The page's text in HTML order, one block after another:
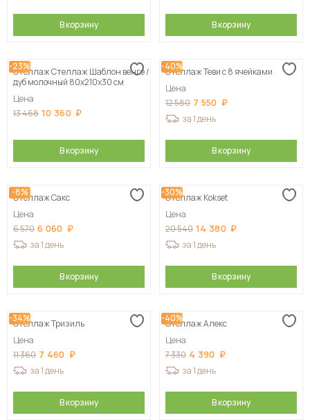
В корзину В корзину
-23%
Стеллаж Стеллаж Шаблон венге /
дуб молочный 80х210х30 см
Цена
13 468 10 360
В корзину
-40%
Стеллаж Теви с 8 ячейками
Цена
12 580 7 550
за 1 день
В корзину
-8%
Стеллаж Сакс
Цена
6 570 6 060
за 1 день
В корзину
-30%
Стеллаж Kokset
Цена
20 540 14 380
за 1 день
В корзину
-34%
Стеллаж Тризиль
Цена
11 360 7 460
за 1 день
В корзину
-40%
Стеллаж Алекс
Цена
7 330 4 390
за 1 день
В корзину